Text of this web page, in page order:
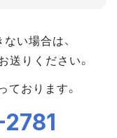
い場合は、
送りください。
おります。